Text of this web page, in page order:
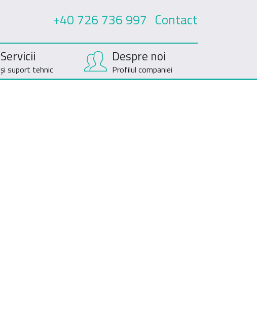
+40 726 736 997 Contact
Servicii
și suport tehnic
Despre noi
Profilul companiei